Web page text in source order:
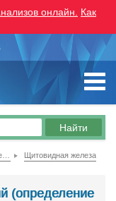
онлайн.
Как
Щитовидная железа
(определение